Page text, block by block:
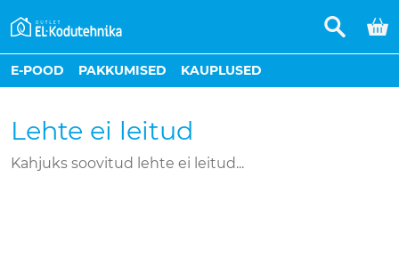
E-POOD PAKKUMISED KAUPLUSED
Lehte ei leitud
Kahjuks soovitud lehte ei leitud...